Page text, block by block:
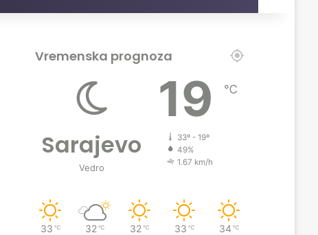
Vremenska prognoza
Sarajevo
Vedro
19 ℃
33º - 19º
49%
1.67 km/h
33 ℃ 32 ℃ 32 ℃ 33 ℃ 34 ℃